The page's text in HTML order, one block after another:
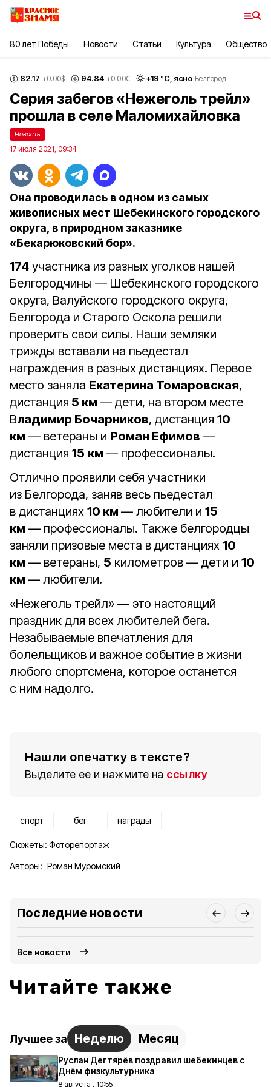
80 лет Победы Новости Статьи Культура Общество
82.17 +0.00$ 94.84 +0.00€ +19 °С, ясно Белгород
Серия забегов «Нежеголь трейл»
прошла в селе Маломихайловка
Новость
17 июля 2021, 09:34
Она проводилась в одном из самых
живописных мест Шебекинского городского
округа, в природном заказнике
«Бекарюковский бор».
174 участника из разных уголков нашей
Белгородчины — Шебекинского городского
округа, Валуйского городского округа,
Белгорода и Старого Оскола решили
проверить свои силы. Наши земляки
трижды вставали на пьедестал
награждения в разных дистанциях. Первое
место заняла Екатерина Томаровская,
дистанция 5 км — дети, на втором месте
Владимир Бочарников, дистанция 10
км — ветераны и Роман Ефимов —
дистанция 15 км — профессионалы.
Отлично проявили себя участники
из Белгорода, заняв весь пьедестал
в дистанциях 10 км — любители и 15
км — профессионалы. Также белгородцы
заняли призовые места в дистанциях 10
км — ветераны, 5 километров — дети и 10
км — любители.
«Нежеголь трейл» — это настоящий
праздник для всех любителей бега.
Незабываемые впечатления для
болельщиков и важное событие в жизни
любого спортсмена, которое останется
с ним надолго.
Нашли опечатку в тексте?
Выделите ее и нажмите на ссылку
спорт бег награды
Сюжеты: Фоторепортаж
Авторы: Роман Муромский
Последние новости
Все новости
Читайте также
Лучшее за Неделю Месяц
Руслан Дегтярёв поздравил шебекинцев с
Днём физкультурника
8 августа , 10:55